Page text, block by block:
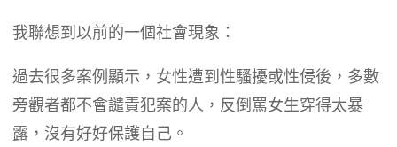
​我聯想到以前的一個社會現象：
​過去很多案例顯示，女性遭到性騷擾或性侵後，多數
旁觀者都不會譴責犯案的人，反倒罵女生穿得太暴
露，沒有好好保護自己。